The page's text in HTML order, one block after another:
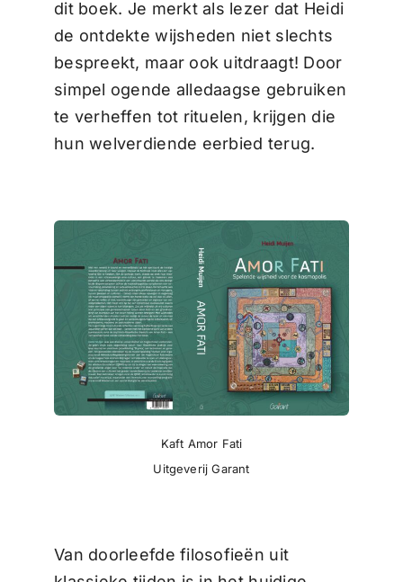
dit boek. Je merkt als lezer dat Heidi
de ontdekte wijsheden niet slechts
bespreekt, maar ook uitdraagt! Door
simpel ogende alledaagse gebruiken
te verheffen tot rituelen, krijgen die
hun welverdiende eerbied terug.
Kaft Amor Fati
Uitgeverij Garant
Van doorleefde filosofieën uit